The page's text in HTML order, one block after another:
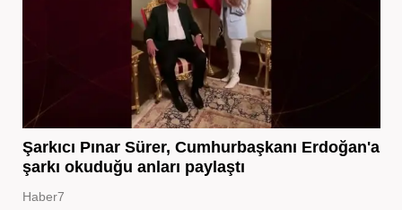
Şarkıcı Pınar Sürer, Cumhurbaşkanı Erdoğan'a
şarkı okuduğu anları paylaştı
Haber7